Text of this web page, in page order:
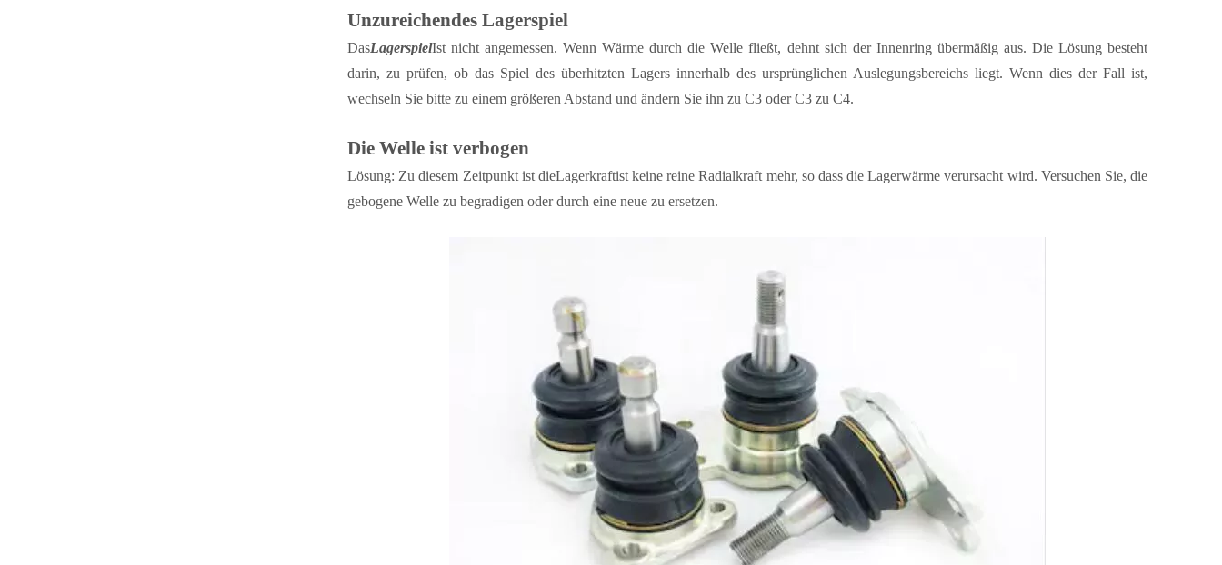
Unzureichendes Lagerspiel
DasLagerspielIst nicht angemessen. Wenn Wärme durch die Welle fließt, dehnt sich der Innenring übermäßig aus. Die Lösung besteht
darin, zu prüfen, ob das Spiel des überhitzten Lagers innerhalb des ursprünglichen Auslegungsbereichs liegt. Wenn dies der Fall ist,
wechseln Sie bitte zu einem größeren Abstand und ändern Sie ihn zu C3 oder C3 zu C4.
Die Welle ist verbogen
Lösung: Zu diesem Zeitpunkt ist dieLagerkraftist keine reine Radialkraft mehr, so dass die Lagerwärme verursacht wird. Versuchen Sie, die
gebogene Welle zu begradigen oder durch eine neue zu ersetzen.